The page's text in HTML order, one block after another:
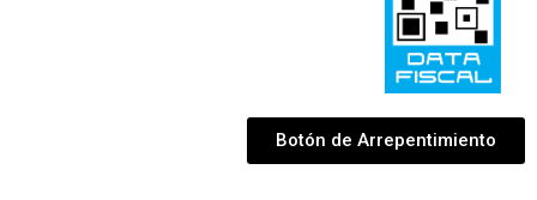
Botón de Arrepentimiento